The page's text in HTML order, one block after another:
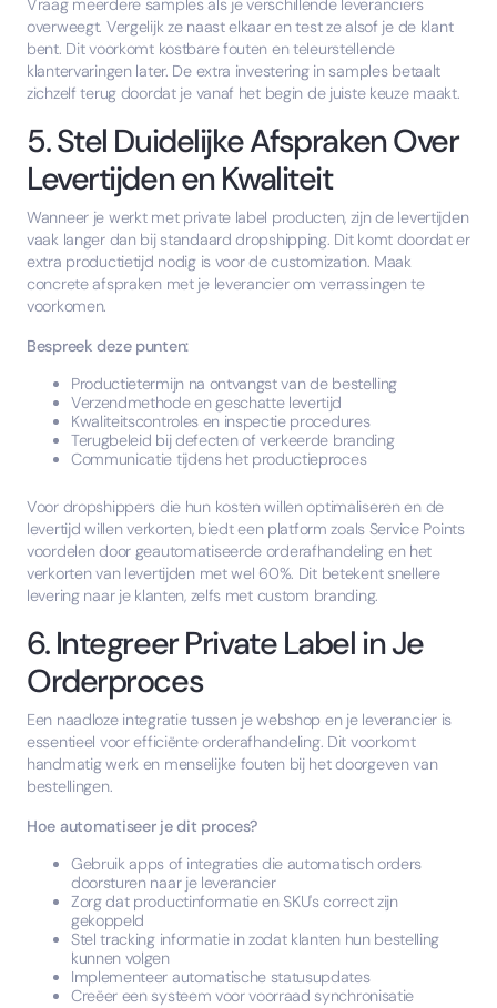
Vraag meerdere samples als je verschillende leveranciers
overweegt. Vergelijk ze naast elkaar en test ze alsof je de klant
bent. Dit voorkomt kostbare fouten en teleurstellende
klantervaringen later. De extra investering in samples betaalt
zichzelf terug doordat je vanaf het begin de juiste keuze maakt.
5. Stel Duidelijke Afspraken Over
Levertijden en Kwaliteit
Wanneer je werkt met private label producten, zijn de levertijden
vaak langer dan bij standaard dropshipping. Dit komt doordat er
extra productietijd nodig is voor de customization. Maak
concrete afspraken met je leverancier om verrassingen te
voorkomen.
Bespreek deze punten:
Productietermijn na ontvangst van de bestelling
Verzendmethode en geschatte levertijd
Kwaliteitscontroles en inspectie procedures
Terugbeleid bij defecten of verkeerde branding
Communicatie tijdens het productieproces
Voor dropshippers die hun kosten willen optimaliseren en de
levertijd willen verkorten, biedt een platform zoals Service Points
voordelen door geautomatiseerde orderafhandeling en het
verkorten van levertijden met wel 60%. Dit betekent snellere
levering naar je klanten, zelfs met custom branding.
6. Integreer Private Label in Je
Orderproces
Een naadloze integratie tussen je webshop en je leverancier is
essentieel voor efficiënte orderafhandeling. Dit voorkomt
handmatig werk en menselijke fouten bij het doorgeven van
bestellingen.
Hoe automatiseer je dit proces?
Gebruik apps of integraties die automatisch orders
doorsturen naar je leverancier
Zorg dat productinformatie en SKU's correct zijn
gekoppeld
Stel tracking informatie in zodat klanten hun bestelling
kunnen volgen
Implementeer automatische statusupdates
Creëer een systeem voor voorraad synchronisatie